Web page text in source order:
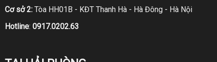
Cơ sở 2:Tòa HH01B - KĐT Thanh Hà - Hà Đông - Hà Nội
Hotline: 0917.0202.63